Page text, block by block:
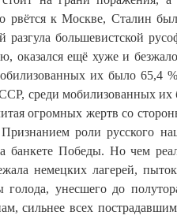
рвётся к Москве, Сталин
разгула большевистской
оказался ещё хуже и
их было 65,4
среди мобилизованных
огромных жертв со
Признанием роли русского
банкете Победы. Но чем
немецких лагерей,
голода, унесшего до
сильнее всех